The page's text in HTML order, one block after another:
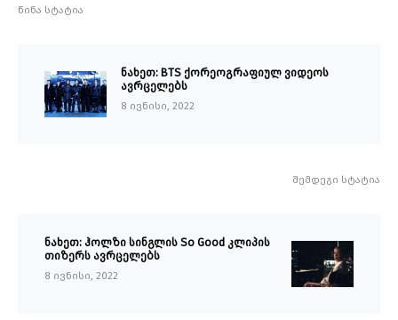
წინა სტატია
ნახეთ: BTS ქორეოგრაფიულ ვიდეოს
ავრცელებს
8 ივნისი, 2022
შემდეგი სტატია
ნახეთ: ჰოლზი სინგლის So Good კლიპის
თიზერს ავრცელებს
8 ივნისი, 2022